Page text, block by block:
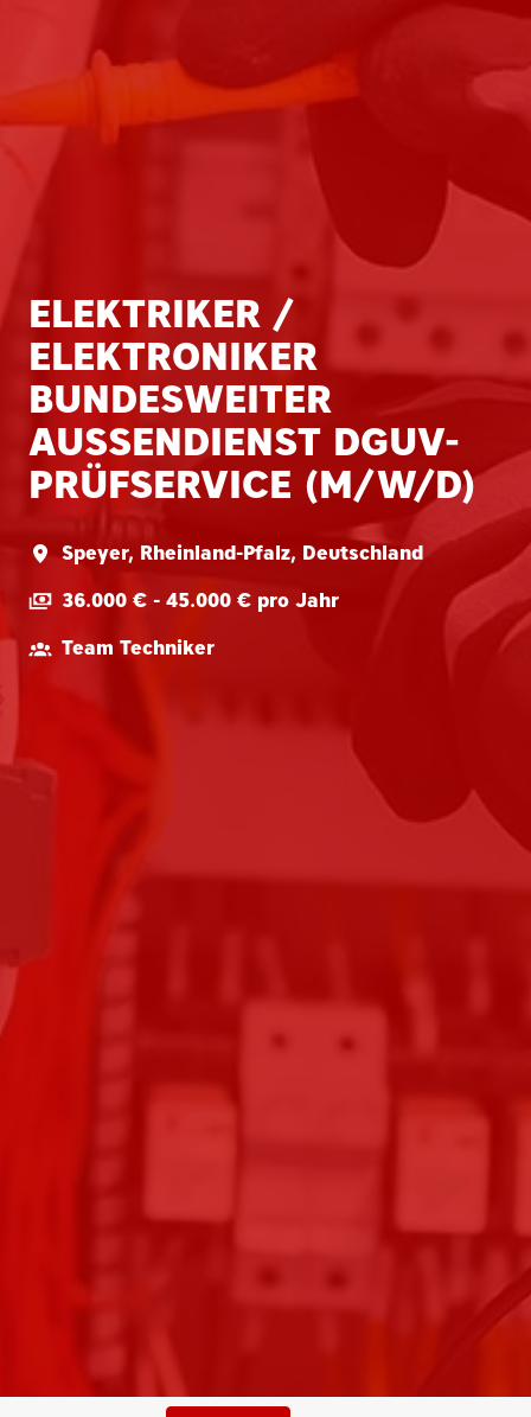
ELEKTRIKER /
ELEKTRONIKER
BUNDESWEITER
AUSSENDIENST DGUV-P
RÜFSERVICE (M/W/D)
Speyer, Rheinland-Pfalz, Deutschland
36.000 € - 45.000 € pro Jahr
Team Techniker